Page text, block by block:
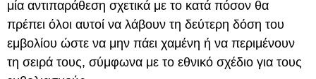
μία αντιπαράθεση σχετικά με το κατά πόσον θα
πρέπει όλοι αυτοί να λάβουν τη δεύτερη δόση του
εμβολίου ώστε να μην πάει χαμένη ή να περιμένουν
τη σειρά τους, σύμφωνα με το εθνικό σχέδιο για τους